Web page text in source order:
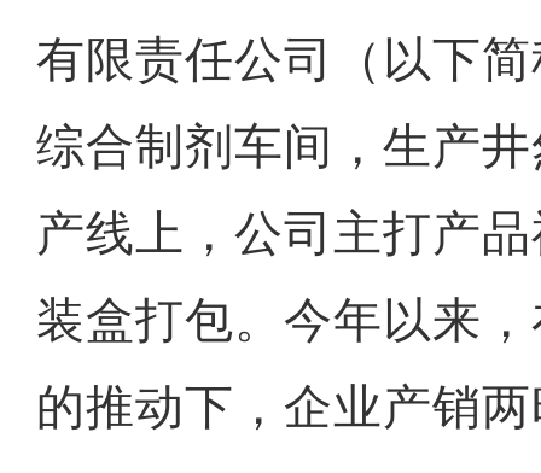
有限责任公司（以下
综合制剂车间，生产
产线上，公司主打产
装盒打包。今年以来
的推动下，企业产销